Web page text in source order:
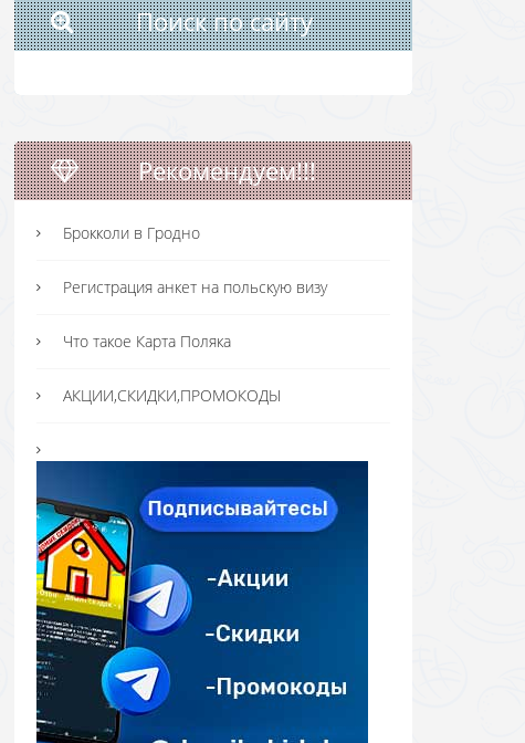
Поиск по сайту
Рекомендуем!!!
Брокколи в Гродно
Регистрация анкет на польскую визу
Что такое Карта Поляка
АКЦИИ,СКИДКИ,ПРОМОКОДЫ